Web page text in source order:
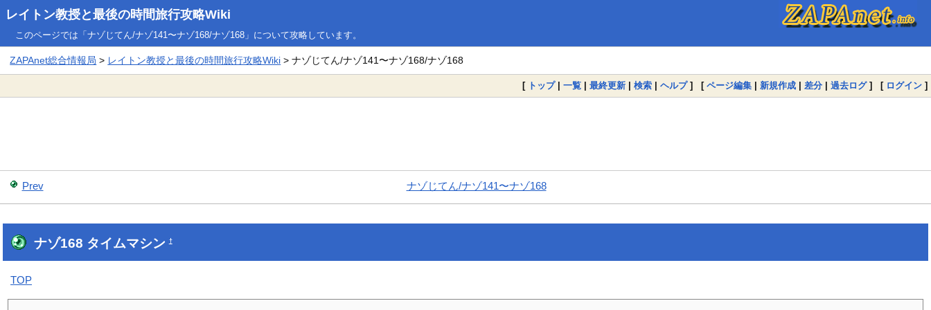
レイトン教授と最後の時間旅行攻略Wiki
このページでは「ナゾじてん/ナゾ141〜ナゾ168/ナゾ168」について攻略しています。
ZAPAnet総合情報局 > レイトン教授と最後の時間旅行攻略Wiki > ナゾじてん/ナゾ141〜ナゾ168/ナゾ168
[ トップ| 一覧 | 最終更新 | 検索 | ヘルプ] [ ページ編集 | 新規作成 | 差分 | 過去ログ] [ ログイン ]
Prev ナゾじてん/ナゾ141〜ナゾ168
ナゾ168 タイムマシン†
TOP